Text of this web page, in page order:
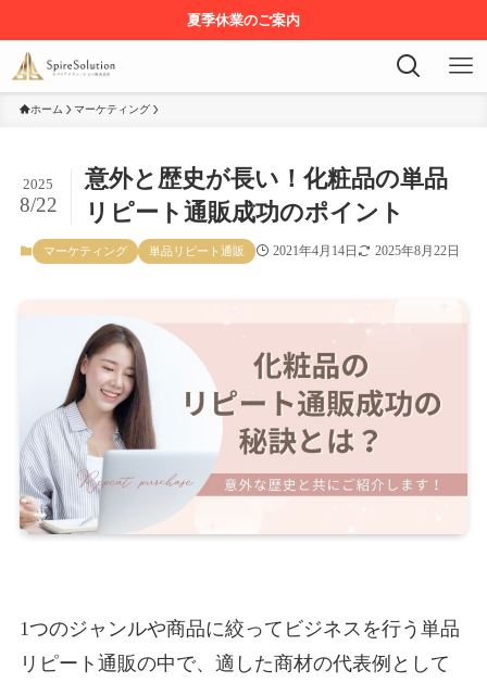
夏季休業のご案内
ホーム マーケティング
意外と歴史が長い！化粧品の単品
リピート通販成功のポイント
2025
8/22
マーケティング 単品リピート通販 2021年4月14日 2025年8月22日
1つのジャンルや商品に絞ってビジネスを行う単品
リピート通販の中で、適した商材の代表例として